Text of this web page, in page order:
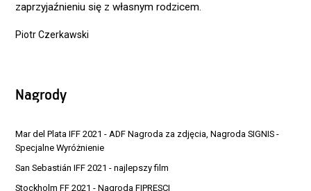
zaprzyjaźnieniu się z własnym rodzicem.
Piotr Czerkawski
Nagrody
Mar del Plata IFF 2021 - ADF Nagroda za zdjęcia, Nagroda SIGNIS -
Specjalne Wyróżnienie
San Sebastián IFF 2021 - najlepszy film
Stockholm FF 2021 - Nagroda FIPRESCI